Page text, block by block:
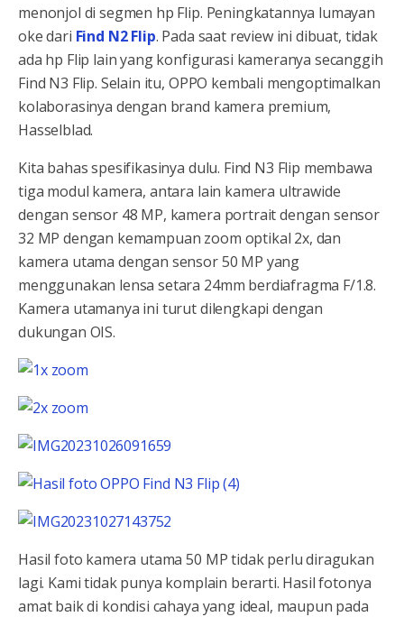
menonjol di segmen hp Flip. Peningkatannya lumayan
oke dari Find N2 Flip. Pada saat review ini dibuat, tidak
ada hp Flip lain yang konfigurasi kameranya secanggih
Find N3 Flip. Selain itu, OPPO kembali mengoptimalkan
kolaborasinya dengan brand kamera premium,
Hasselblad.
Kita bahas spesifikasinya dulu. Find N3 Flip membawa
tiga modul kamera, antara lain kamera ultrawide
dengan sensor 48 MP, kamera portrait dengan sensor
32 MP dengan kemampuan zoom optikal 2x, dan
kamera utama dengan sensor 50 MP yang
menggunakan lensa setara 24mm berdiafragma F/1.8.
Kamera utamanya ini turut dilengkapi dengan
dukungan OIS.
Hasil foto kamera utama 50 MP tidak perlu diragukan
lagi. Kami tidak punya komplain berarti. Hasil fotonya
amat baik di kondisi cahaya yang ideal, maupun pada